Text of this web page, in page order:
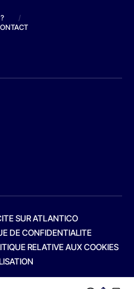
/
SUR ATLANTICO
DE CONFIDENTIALITE
RELATIVE AUX COOKIES